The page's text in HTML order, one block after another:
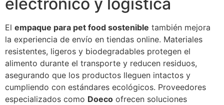
El empaque para pet food sostenible también mejora
la experiencia de envío en tiendas online. Materiales
resistentes, ligeros y biodegradables protegen el
alimento durante el transporte y reducen residuos,
asegurando que los productos lleguen intactos y
cumpliendo con estándares ecológicos. Proveedores
especializados como Doeco ofrecen soluciones